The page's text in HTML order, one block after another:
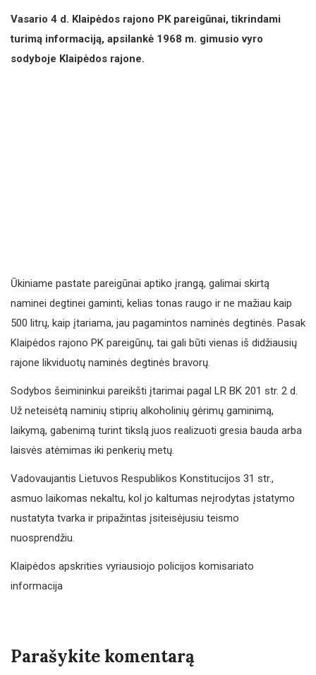
Vasario 4 d. Klaipėdos rajono PK pareigūnai, tikrindami
turimą informaciją, apsilankė 1968 m. gimusio vyro
sodyboje Klaipėdos rajone.
Ūkiniame pastate pareigūnai aptiko įrangą, galimai skirtą
naminei degtinei gaminti, kelias tonas raugo ir ne mažiau kaip
500 litrų, kaip įtariama, jau pagamintos naminės degtinės. Pasak
Klaipėdos rajono PK pareigūnų, tai gali būti vienas iš didžiausių
rajone likviduotų naminės degtinės bravorų.
Sodybos šeimininkui pareikšti įtarimai pagal LR BK 201 str. 2 d.
Už neteisėtą naminių stiprių alkoholinių gėrimų gaminimą,
laikymą, gabenimą turint tikslą juos realizuoti gresia bauda arba
laisvės atėmimas iki penkerių metų.
Vadovaujantis Lietuvos Respublikos Konstitucijos 31 str.,
asmuo laikomas nekaltu, kol jo kaltumas neįrodytas įstatymo
nustatyta tvarka ir pripažintas įsiteisėjusiu teismo
nuosprendžiu.
Klaipėdos apskrities vyriausiojo policijos komisariato
informacija
Parašykite komentarą